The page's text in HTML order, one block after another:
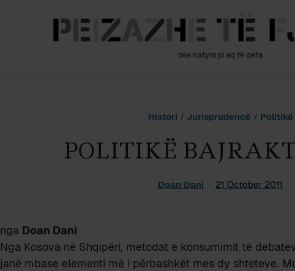
ose natyra jo aq të qeta
Histori / Jurisprudencë / Politikë
POLITIKË
Doan Dani 21 October 2011
nga Doan Dani
Nga Kosova në Shqipëri, metodat e konsumimit të
janë mbase elementi më i përbashkët mes dy shteteve.